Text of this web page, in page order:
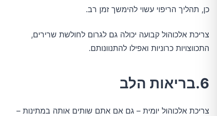
כן, תהליך הריפוי עשוי להימשך זמן רב.
צריכת אלכוהול קבועה יכולה גם לגרום לחולשת שרירים,
התכווצויות כרוניות ואפילו להתנוונותם.
6.בריאות הלב
צריכת אלכוהול יומית – גם אם אתם שותים אותה במתינות –